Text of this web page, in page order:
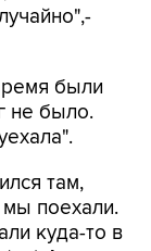
были
там,
куда-то в
. .) А потом